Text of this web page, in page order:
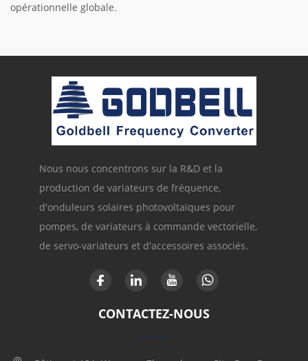
opérationnelle globale.
Nous nous concentrons sur la R&D et la
production de variateurs de fréquence,
d'onduleurs solaires photovoltaïques pour
pompes, de variateurs à commande vectorielle,
de servo-variateurs et d'accessoires associés.
CONTACTEZ-NOUS